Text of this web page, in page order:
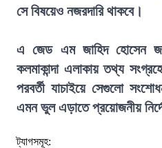
সে বিষয়েও নজরদারি থাকবে।
এ জেড এম জাহিদ হোসেন
কলমাকান্দা এলাকায় তথ্য
পরবর্তী যাচাইয়ে সেগুলো
এমন ভুল এড়াতে প্রয়োজনীয়
ট্যাগসমূহ: